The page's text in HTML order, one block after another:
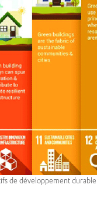
de développement